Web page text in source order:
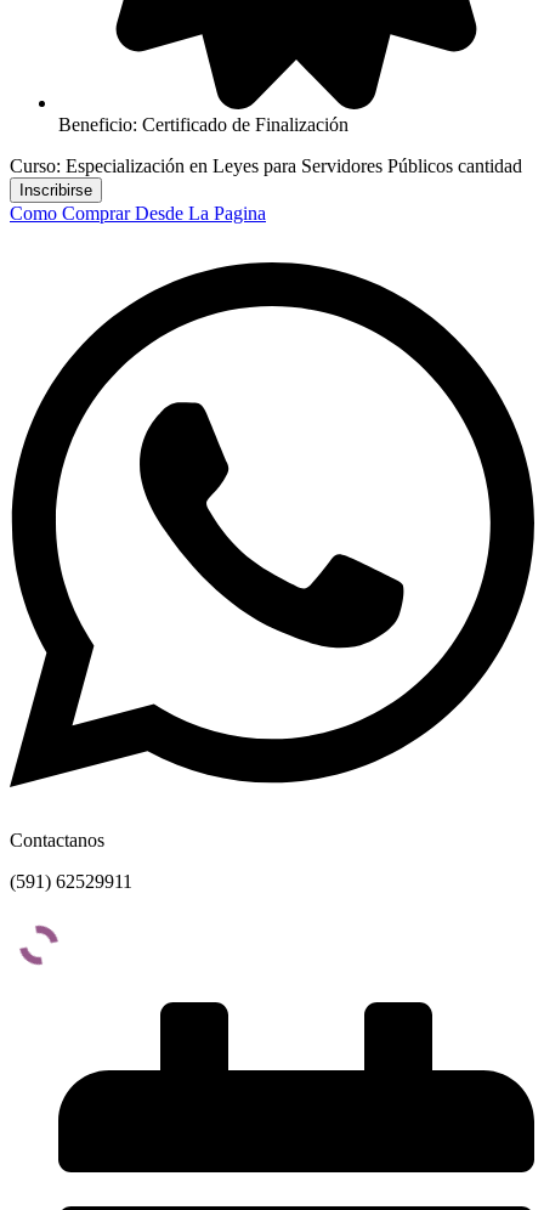
Beneficio: Certificado de Finalización
Curso: Especialización en Leyes para Servidores Públicos cantidad
Inscribirse
Como Comprar Desde La Pagina
Contactanos
(591) 62529911